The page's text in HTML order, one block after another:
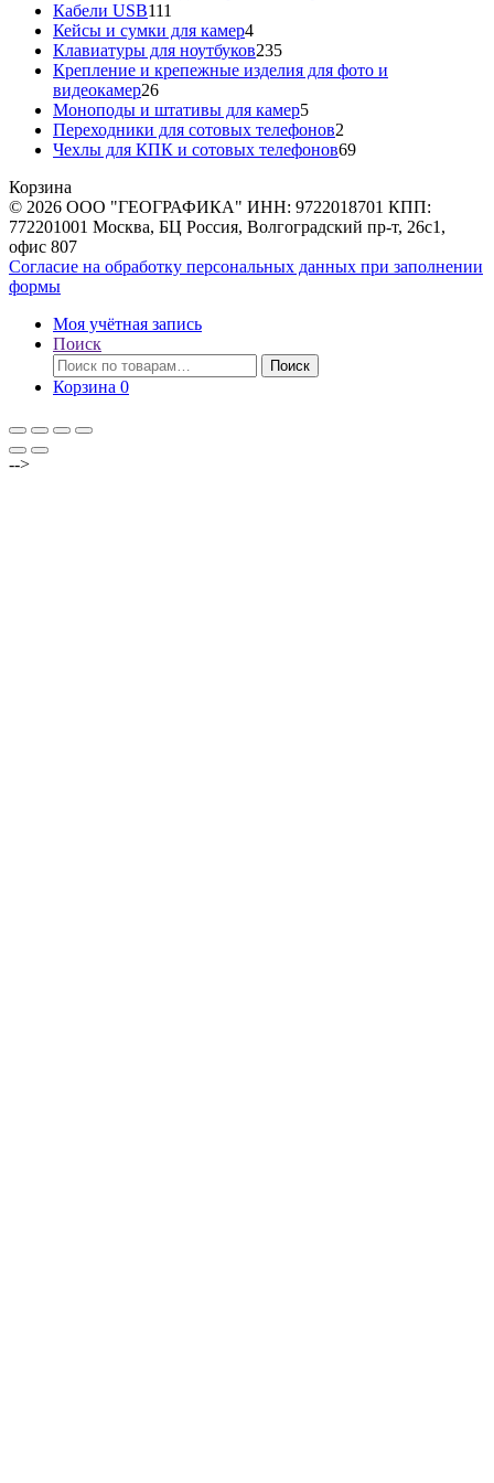
Кабели USB111
товаров
Кейсы и сумки для камер44
товара
Клавиатуры для ноутбуков235235
товаров
Крепление и крепежные изделия для фото и
видеокамер2626
товаров
Моноподы и штативы для камер55
товаров
Переходники для сотовых телефонов2
товара
Чехлы для КПК и сотовых телефонов6969
Корзина
© 2026 ООО "ГЕОГРАФИКА" ИНН: 9722018701 КПП:
772201001 Москва, БЦ Россия, Волгоградский пр-т, 26с1,
офис 807
Согласие на обработку персональных данных при заполнении
формы
Моя учётная запись
Поиск
Искать:
Поиск
Корзина 0
-->